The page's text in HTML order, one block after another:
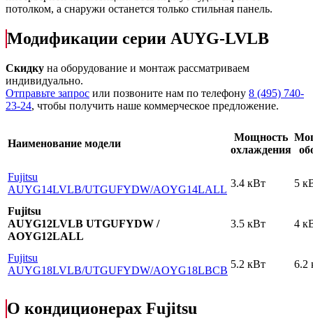
потолком, а снаружи останется только стильная панель.
Модификации серии AUYG-LVLB
Скидку на оборудование и монтаж рассматриваем
индивидуально.
Отправьте запрос или позвоните нам по телефону 8 (495) 740-
23-24, чтобы получить наше коммерческое предложение.
Наименование модели
Мощность
охлаждения
Fujitsu
AUYG14LVLB/UTGUFYDW/AOYG14LALL
3.4 кВт 5
Fujitsu
AUYG12LVLB UTGUFYDW /
AOYG12LALL
3.5 кВт 4
Fujitsu
AUYG18LVLB/UTGUFYDW/AOYG18LBCB
5.2 кВт 6.2
О кондиционерах Fujitsu